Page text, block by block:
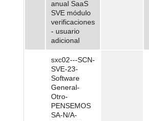
anual SaaS
SVE módulo
verificaciones
- usuario
adicional
sxc02---SCN-
SVE-23-
Software
General-
Otro-
PENSEMOS
SA-N/A-